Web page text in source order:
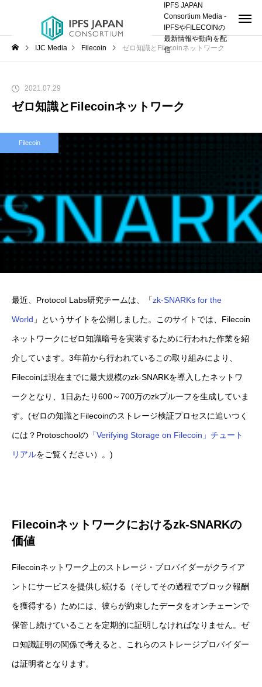
IPFS JAPAN
Consortium Media -
IPFSやFILECOINの
最新情報や動向を配
信
IJC Media Filecoin ゼロ知識とFilecoinネットワーク
2021.07.29
ゼロ知識とFilecoinネットワーク
Filecoin
最近、Protocol Labs研究チームは、「zk-SNARKs for the
World 」というサイトを公開しました。このサイトでは、Filecoin
ネットワークにゼロ知識暗号を実装するために行われた作業を紹
介しています。3年前から行われているこの取り組みにより、
Filecoinは現在までに最大規模のzk-SNARKを導入したネットワ
ークとなり、1日あたり600～700万のzkプルーフを生成していま
す。(ゼロの知識とFilecoinのストレージ検証プロセスに追いつく
には？Protoschoolの 「Verifying Storage on Filecoin」チュート
リアルをご覧ください）。)
Filecoinネットワークにおけるzk-SNARKの
価値
Filecoinネットワーク上のストレージ・プロバイダーがクライア
ントにサービスを提供し続ける（そしてその過程でブロック報酬
を獲得する）ためには、彼らが約束したデータをオンチェーンで
保管し続けていることを定期的に証明しなければなりません。ゼ
ロ知識証明の関係で考えると、これらのストレージプロバイダー
は証明者となります。